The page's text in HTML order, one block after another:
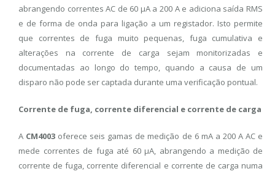
abrangendo correntes AC de 60 μA a 200 A e adiciona saída RMS
e de forma de onda para ligação a um registador. Isto permite
que correntes de fuga muito pequenas, fuga cumulativa e
alterações na corrente de carga sejam monitorizadas e
documentadas ao longo do tempo, quando a causa de um
disparo não pode ser captada durante uma verificação pontual.
Corrente de fuga, corrente diferencial e corrente de carga
A CM4003 oferece seis gamas de medição de 6 mA a 200 A AC e
mede correntes de fuga até 60 μA, abrangendo a medição de
corrente de fuga, corrente diferencial e corrente de carga numa